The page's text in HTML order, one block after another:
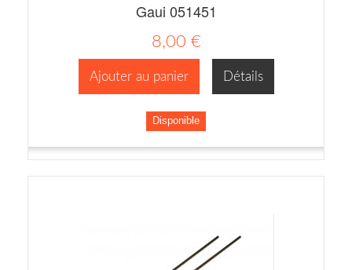
Gaui 051451
8,00 €
Ajouter au panier Détails
Disponible